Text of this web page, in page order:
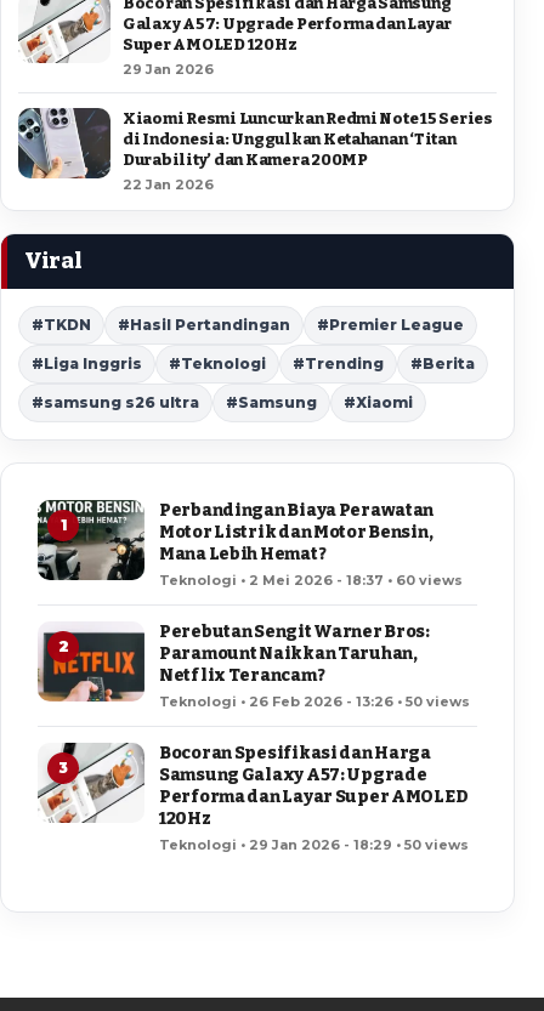
Galaxy A57: Upgrade Performa dan Layar
Super AMOLED 120Hz
29 Jan 2026
Xiaomi Resmi Luncurkan Redmi Note 15 Series
di Indonesia: Unggulkan Ketahanan ‘Titan
Durability’ dan Kamera 200MP
22 Jan 2026
Viral
#TKDN #Hasil Pertandingan #Premier League
#Liga Inggris #Teknologi #Trending #Berita
#samsung s26 ultra #Samsung #Xiaomi
1
Perbandingan Biaya Perawatan
Motor Listrik dan Motor Bensin,
Mana Lebih Hemat?
Teknologi • 2 Mei 2026 - 18:37 • 60 views
2
Perebutan Sengit Warner Bros:
Paramount Naikkan Taruhan,
Netflix Terancam?
Teknologi • 26 Feb 2026 - 13:26 • 50 views
3
Bocoran Spesifikasi dan Harga
Samsung Galaxy A57: Upgrade
Performa dan Layar Super AMOLED
120Hz
Teknologi • 29 Jan 2026 - 18:29 • 50 views